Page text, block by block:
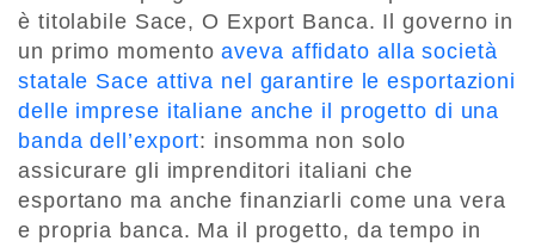
è titolabile Sace, O Export Banca. Il governo in
un primo momentoaveva affidato alla società
statale Sace attiva nel garantire le esportazioni
delle imprese italiane anche il progetto di una
banda dell’export: insomma non solo
assicurare gli imprenditori italiani che
esportano ma anche finanziarli come una vera
e propria banca. Ma il progetto, da tempo in